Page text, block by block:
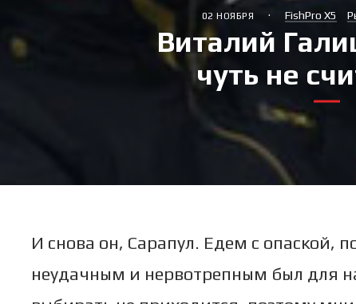
02 НОЯБРЯ · FishPro X5
Виталий
чуть не
И снова он, Сарапул. Едем с опаской,
неудачным и нервотрепным был для